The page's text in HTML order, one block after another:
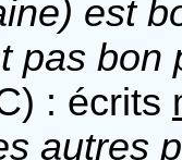
est
pas bon
: écrits
autres